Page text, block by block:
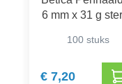
6 mm x 31 g
100 stuks
€ 7,20